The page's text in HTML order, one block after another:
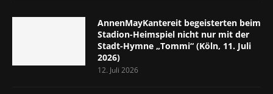
AnnenMayKantereit begeisterten beim
Stadion-Heimspiel nicht nur mit der
Stadt-Hymne „Tommi“ (Köln, 11. Juli
2026)
12. Juli 2026